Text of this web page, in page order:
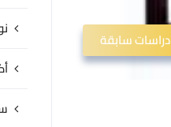
دراسات سابقة